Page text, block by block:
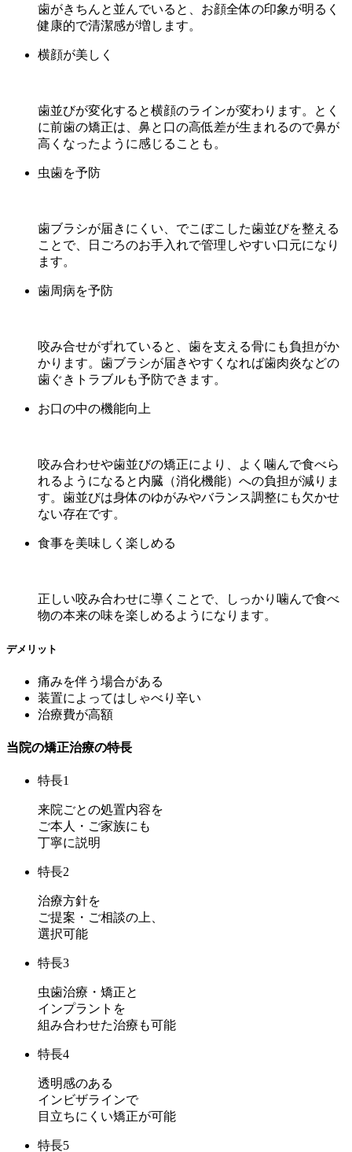
歯がきちんと並んでいると、お顔全体の印象が明るく
健康的で清潔感が増します。
横顔が美しく
歯並びが変化すると横顔のラインが変わります。とく
に前歯の矯正は、鼻と口の高低差が生まれるので鼻が
高くなったように感じることも。
虫歯を予防
歯ブラシが届きにくい、でこぼこした歯並びを整える
ことで、日ごろのお手入れで管理しやすい口元になり
ます。
歯周病を予防
咬み合せがずれていると、歯を支える骨にも負担がか
かります。歯ブラシが届きやすくなれば歯肉炎などの
歯ぐきトラブルも予防できます。
お口の中の機能向上
咬み合わせや歯並びの矯正により、よく噛んで食べら
れるようになると内臓（消化機能）への負担が減りま
す。歯並びは身体のゆがみやバランス調整にも欠かせ
ない存在です。
食事を美味しく楽しめる
正しい咬み合わせに導くことで、しっかり噛んで食べ
物の本来の味を楽しめるようになります。
デメリット
痛みを伴う場合がある
装置によってはしゃべり辛い
治療費が高額
当院の矯正治療の特長
特長1
来院ごとの処置内容を
ご本人・ご家族にも
丁寧に説明
特長2
治療方針を
ご提案・ご相談の上、
選択可能
特長3
虫歯治療・矯正と
インプラントを
組み合わせた治療も可能
特長4
透明感のある
インビザラインで
目立ちにくい矯正が可能
特長5